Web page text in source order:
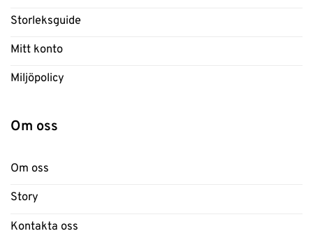
Storleksguide
Mitt konto
Miljöpolicy
Om oss
Om oss
Story
Kontakta oss